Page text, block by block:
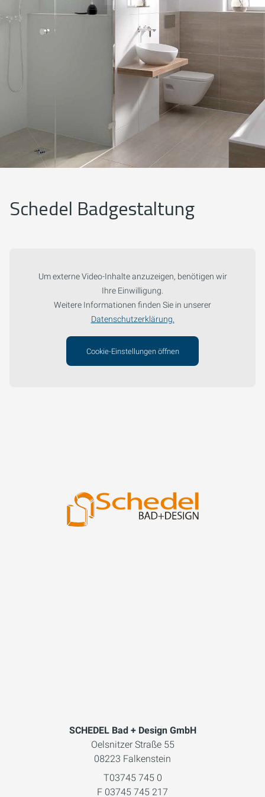
Schedel Badgestaltung
Um externe Video-Inhalte anzuzeigen, benötigen wir
Ihre Einwilligung.
Weitere Informationen finden Sie in unserer
Datenschutzerklärung.
Cookie-Einstellungen öffnen
SCHEDEL Bad + Design GmbH
Oelsnitzer Straße 55
08223 Falkenstein
T03745 745 0
F 03745 745 217